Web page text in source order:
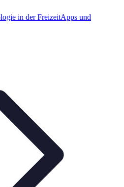
in der FreizeitApps und